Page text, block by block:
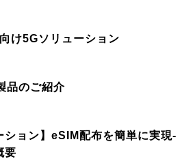
け5Gソリューション
品のご紹介
ション】eSIM配布を簡単に実現-
要